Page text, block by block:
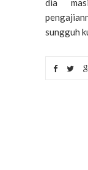
dia
sungguh